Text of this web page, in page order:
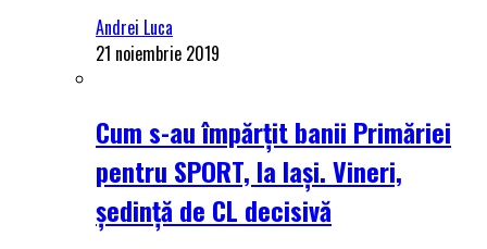
Andrei Luca
21 noiembrie 2019
Cum s-au împărțit banii Primăriei
pentru SPORT, la Iași. Vineri,
ședință de CL decisivă